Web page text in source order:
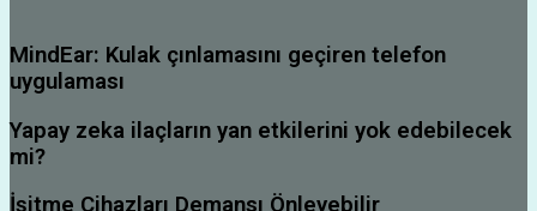
MindEar: Kulak çınlamasını geçiren telefon
uygulaması
Yapay zeka ilaçların yan etkilerini yok edebilecek
mi?
İşitme Cihazları Demansı Önleyebilir